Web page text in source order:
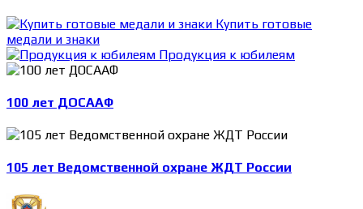
Купить готовые
медали и знаки
Продукция к юбилеям
100 лет ДОСААФ
105 лет Ведомственной охране ЖДТ России